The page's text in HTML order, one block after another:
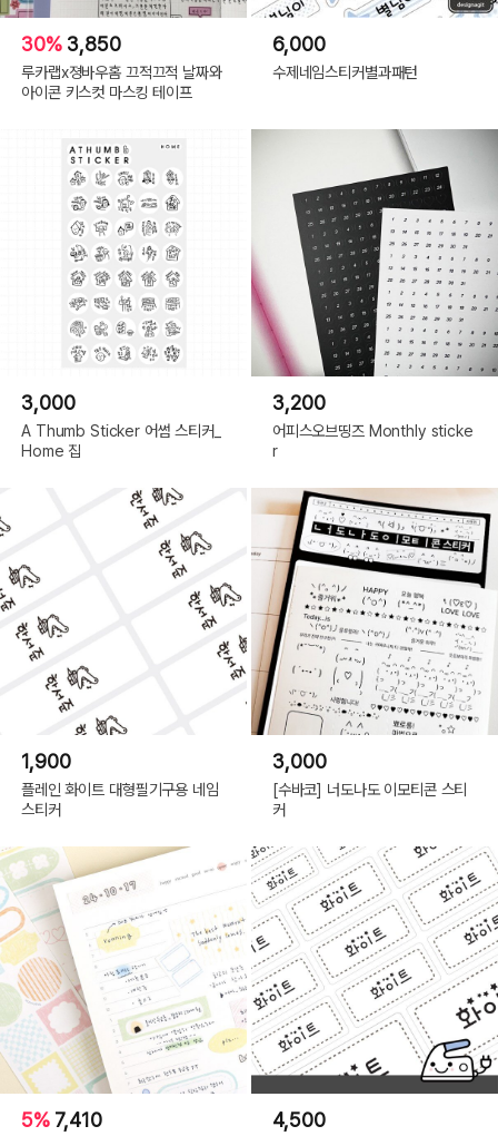
30% 3,850
루카랩x졍바우홈 끄적끄적 날짜와
아이콘 키스컷 마스킹 테이프
6,000
수제네임스티커별과패턴
3,000
A Thumb Sticker 어썸 스티커_
Home 집
3,200
어피스오브띵즈 Monthly sticke
r
1,900
플레인 화이트 대형필기구용 네임
스티커
3,000
[수바코] 너도나도 이모티콘 스티
커
5% 7,410 4,500